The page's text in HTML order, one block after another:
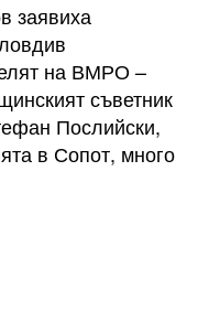
заявиха
на ВМРО –
съветник
Послийски,
в Сопот, много